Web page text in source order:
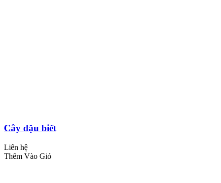
Cây đậu biết
Liên hệ
Thêm Vào Giỏ